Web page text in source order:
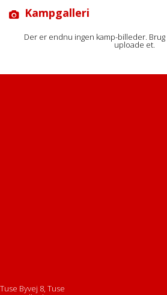
Kampgalleri
Der er endnu ingen kamp-billeder. Brug
uploade et.
Tuse Byvej 8, Tuse